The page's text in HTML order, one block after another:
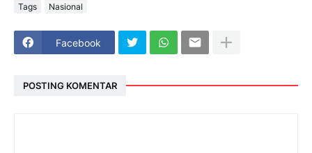
Tags Nasional
Facebook
POSTING KOMENTAR